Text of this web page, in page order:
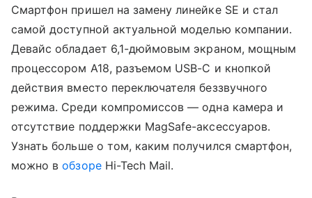
Смартфон пришел на замену линейке SE и стал
самой доступной актуальной моделью компании.
Девайс обладает 6,1-дюймовым экраном, мощным
процессором A18, разъемом USB-C и кнопкой
действия вместо переключателя беззвучного
режима. Среди компромиссов — одна камера и
отсутствие поддержки MagSafe-аксессуаров.
Узнать больше о том, каким получился смартфон,
можно вобзореHi-Tech Mail.